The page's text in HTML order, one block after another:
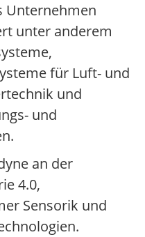
Unternehmen
unter anderem
für Luft- und
und
und
an der
4.0,
Sensorik und